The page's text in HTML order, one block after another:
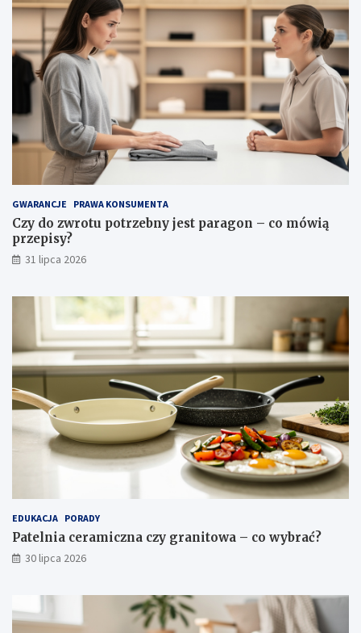
a
ś
c
i
c
i
i
e
l
ę
g
n
a
j
GWARANCJE PRAWA KONSUMENTA
Czy do zwrotu potrzebny jest paragon – co mówią
przepisy?
31 lipca 2026
EDUKACJA PORADY
Patelnia ceramiczna czy granitowa – co wybrać?
30 lipca 2026